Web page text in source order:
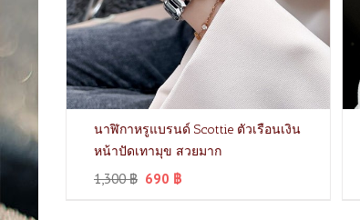
นาฬิกาหรูแบรนด์ Scottie ตัวเรือนเงิน
หน้าปัดเทามุข สวยมาก
1,300฿ 690 ฿